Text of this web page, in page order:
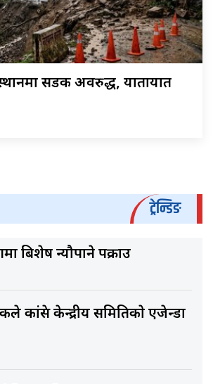
सडक अवरुद्ध, यातायात
ट्रेन्डिङ
बिशेष न्यौपाने पक्राउ
कांग्रेस केन्द्रीय समितिकाे एजेन्डा